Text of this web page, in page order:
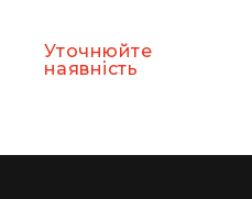
Уточнюйте
наявність